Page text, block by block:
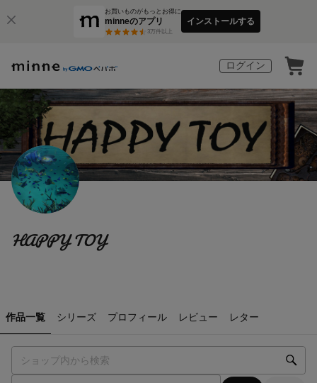
お買いものがもっとお得に
minneのアプリ
3万件以上
インストールする
ログイン
HAPPY TOY
作品一覧 シリーズ プロフィール レビュー レター